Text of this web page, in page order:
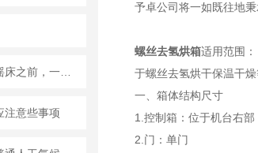
注意些事项
予卓公司将一如既往地
螺丝去氢烘箱适用范围：
于螺丝去氢烘干保温干燥
一、箱体结构尺寸
1.控制箱：位于机台右
2.门：单门